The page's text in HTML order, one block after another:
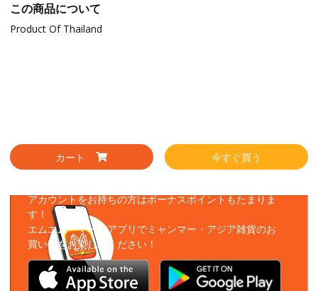
この商品について
Product Of Thailand
カート 今すぐ買う
アカウントをお持ちの方はボーナスポイントもたまりま
す！
エムエムーマートアプリでミャンマー・アジア雑貨のお
買い物をお楽しみください！